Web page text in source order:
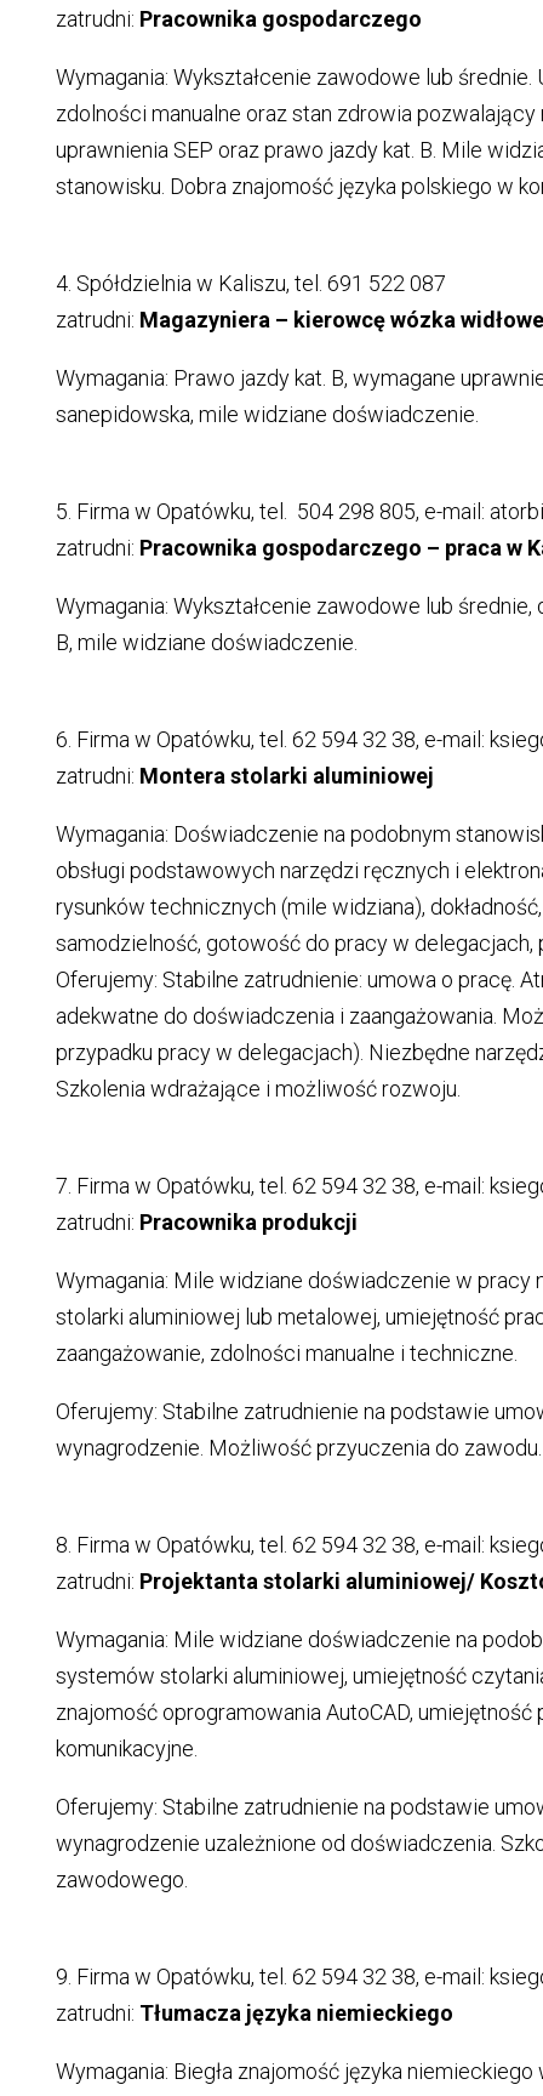
zatrudni: Pracownika gospodarczego
Wymagania: Wykształcenie zawodowe lub
zdolności manualne oraz stan zdrowia
uprawnienia SEP oraz prawo jazdy kat. B. Mile
stanowisku. Dobra znajomość języka polskiego w
4. Spółdzielnia w Kaliszu, tel. 691 522 087
zatrudni: Magazyniera – kierowcę wózka
Wymagania: Prawo jazdy kat. B, wymagane
sanepidowska, mile widziane doświadczenie.
5. Firma w Opatówku, tel. 504 298 805, e-mail:
zatrudni: Pracownika gospodarczego – praca w
Wymagania: Wykształcenie zawodowe lub
B, mile widziane doświadczenie.
6. Firma w Opatówku, tel. 62 594 32 38, e-mail:
zatrudni: Montera stolarki aluminiowej
Wymagania: Doświadczenie na podobnym
obsługi podstawowych narzędzi ręcznych i
rysunków technicznych (mile widziana),
samodzielność, gotowość do pracy w delegacjach,
Oferujemy: Stabilne zatrudnienie: umowa o pracę.
adekwatne do doświadczenia i zaangażowania.
przypadku pracy w delegacjach). Niezbędne
Szkolenia wdrażające i możliwość rozwoju.
7. Firma w Opatówku, tel. 62 594 32 38, e-mail:
zatrudni: Pracownika produkcji
Wymagania: Mile widziane doświadczenie w pracy
stolarki aluminiowej lub metalowej, umiejętność
zaangażowanie, zdolności manualne i techniczne.
Oferujemy: Stabilne zatrudnienie na podstawie
wynagrodzenie. Możliwość przyuczenia do
8. Firma w Opatówku, tel. 62 594 32 38, e-mail:
zatrudni: Projektanta stolarki aluminiowej/
Wymagania: Mile widziane doświadczenie na
systemów stolarki aluminiowej, umiejętność
znajomość oprogramowania AutoCAD,
komunikacyjne.
Oferujemy: Stabilne zatrudnienie na podstawie
wynagrodzenie uzależnione od doświadczenia.
zawodowego.
9. Firma w Opatówku, tel. 62 594 32 38, e-mail:
zatrudni: Tłumacza języka niemieckiego
Wymagania: Biegła znajomość języka